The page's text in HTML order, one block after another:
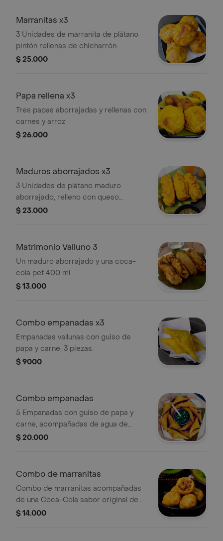
Marranitas x3
3 Unidades de marranita de plátano
pintón rellenas de chicharrón
$ 25.000
Papa rellena x3
Tres papas aborrajadas y rellenas con
carnes y arroz
$ 26.000
Maduros aborrajados x3
3 Unidades de plátano maduro
aborrajado, relleno con queso
mozzarella
$ 23.000
Matrimonio Valluno 3
Un maduro aborrajado y una coca-
cola pet 400 ml.
$ 13.000
Combo empanadas x3
Empanadas vallunas con guiso de
papa y carne, 3 piezas.
$ 9000
Combo empanadas
5 Empanadas con guiso de papa y
carne, acompañadas de agua de
panela con limón, 500ml
$ 20.000
Combo de marranitas
Combo de marranitas acompañadas
de una Coca-Cola sabor original de
400 ml.
$ 14.000